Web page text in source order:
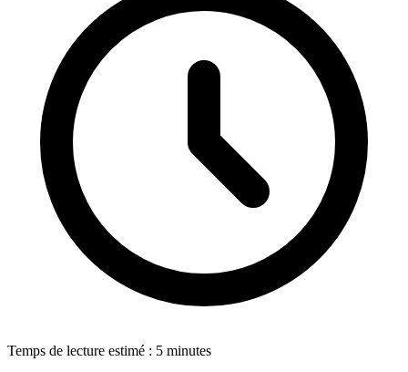
Temps de lecture estimé : 5 minutes